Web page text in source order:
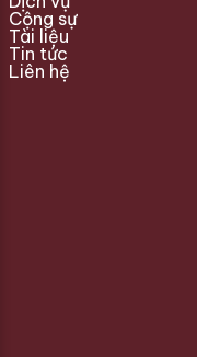
Cộng sự
Tài liệu
Tin tức
Liên hệ